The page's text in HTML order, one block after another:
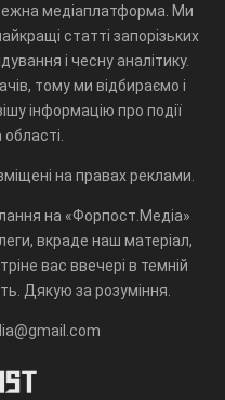
медіаплатформа. Ми
статті запорізьких
і чесну аналітику.
тому ми відбираємо і
інформацію про події
на правах реклами.
на «Форпост.Медіа»
вкраде наш матеріал,
вас ввечері в темній
Дякую за розуміння.